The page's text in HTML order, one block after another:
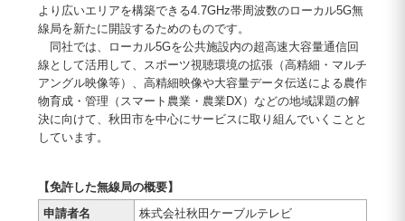
より広いエリアを構築できる4.7GHz帯周波数のローカル5G無
線局を新たに開設するためのものです。
同社では、ローカル5Gを公共施設内の超高速大容量通信回
線として活用して、スポーツ視聴環境の拡張（高精細・マルチ
アングル映像等）、高精細映像や大容量データ伝送による農作
物育成・管理（スマート農業・農業DX）などの地域課題の解
決に向けて、秋田市を中心にサービスに取り組んでいくことと
しています。
【免許した無線局の概要】
申請者名
株式会社秋田ケーブルテレビ